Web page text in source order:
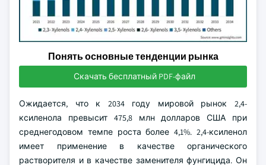
Понять основные тенденции рынка
Скачать бесплатный PDF-файл
Ожидается, что к 2034 году мировой рынок 2,4-
ксиленола превысит 475,8 млн долларов США при
среднегодовом темпе роста более 4,1%. 2,4-ксиленол
имеет применение в качестве органического
растворителя и в качестве заменителя фунгицида. Он